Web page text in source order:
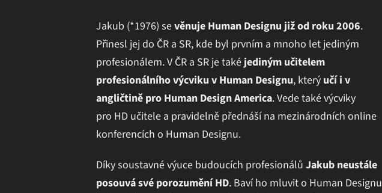
Jakub (*1976) sevěnuje Human Designu již od roku 2006.
Přinesl jej do ČR a SR, kde byl prvním a mnoho let jediným
profesionálem. V ČR a SR je také jediným učitelem
profesionálního výcviku v Human Designu, který učí i v
angličtině pro Human Design America. Vede také výcviky
pro HD učitele a pravidelně přednáší na mezinárodních online
konferencích o Human Designu.
Díky soustavné výuce budoucích profesionálů Jakub neustále
posouvá své porozumění HD. Baví ho mluvit o Human Designu